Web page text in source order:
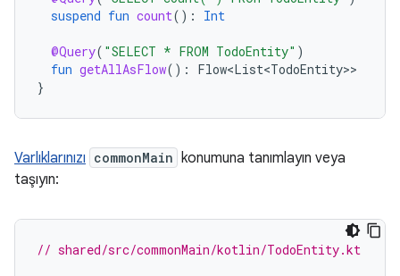
suspend fun count(): Int
@Query( "SELECT * FROM TodoEntity" )
fun getAllAsFlow(): Flow<List<TodoEntity>
}
Varlıklarınızı commonMain konumuna tanımlayın veya
taşıyın:
// shared/src/commonMain/kotlin/TodoEntity.kt